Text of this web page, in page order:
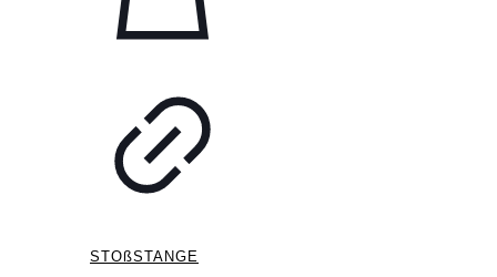
STOßSTANGE